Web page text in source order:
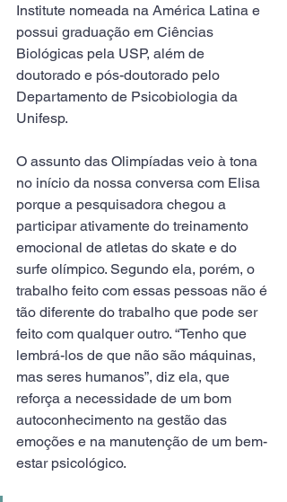
Institute nomeada na América Latina e
possui graduação em Ciências
Biológicas pela USP, além de
doutorado e pós-doutorado pelo
Departamento de Psicobiologia da
Unifesp.
O assunto das Olimpíadas veio à tona
no início da nossa conversa com Elisa
porque a pesquisadora chegou a
participar ativamente do treinamento
emocional de atletas do skate e do
surfe olímpico. Segundo ela, porém, o
trabalho feito com essas pessoas não é
tão diferente do trabalho que pode ser
feito com qualquer outro. “Tenho que
lembrá-los de que não são máquinas,
mas seres humanos”, diz ela, que
reforça a necessidade de um bom
autoconhecimento na gestão das
emoções e na manutenção de um bem-
estar psicológico.